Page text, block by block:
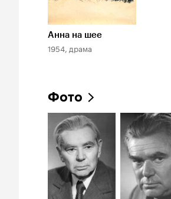
Анна на шее
1954, драма
Фото